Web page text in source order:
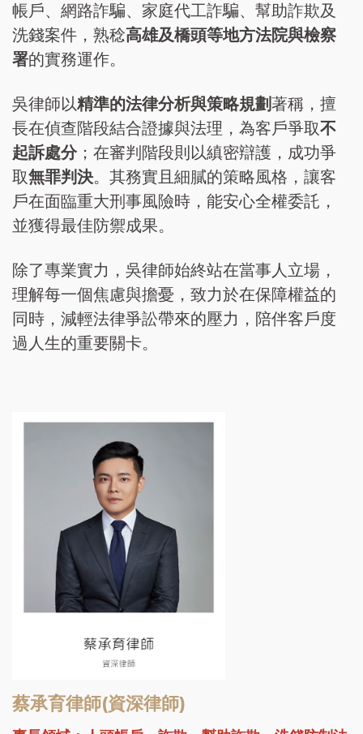
帳戶、網路詐騙、家庭代工詐騙、幫助詐欺及
洗錢案件，熟稔高雄及橋頭等地方法院與檢察
署的實務運作。
吳律師以精準的法律分析與策略規劃著稱，擅
長在偵查階段結合證據與法理，為客戶爭取不
起訴處分；在審判階段則以縝密辯護，成功爭
取無罪判決。其務實且細膩的策略風格，讓客
戶在面臨重大刑事風險時，能安心全權委託，
並獲得最佳防禦成果。
除了專業實力，吳律師始終站在當事人立場，
理解每一個焦慮與擔憂，致力於在保障權益的
同時，減輕法律爭訟帶來的壓力，陪伴客戶度
過人生的重要關卡。
蔡承育律師(資深律師)